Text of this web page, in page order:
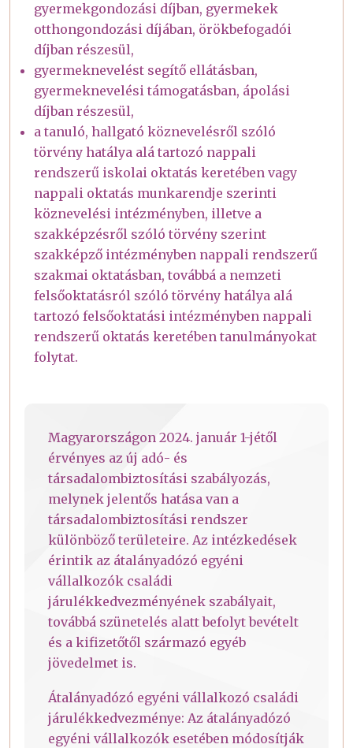
gyermekgondozási díjban, gyermekek
otthongondozási díjában, örökbefogadói
díjban részesül,
gyermeknevelést segítő ellátásban,
gyermeknevelési támogatásban, ápolási
díjban részesül,
a tanuló, hallgató köznevelésről szóló
törvény hatálya alá tartozó nappali
rendszerű iskolai oktatás keretében vagy
nappali oktatás munkarendje szerinti
köznevelési intézményben, illetve a
szakképzésről szóló törvény szerint
szakképző intézményben nappali rendszerű
szakmai oktatásban, továbbá a nemzeti
felsőoktatásról szóló törvény hatálya alá
tartozó felsőoktatási intézményben nappali
rendszerű oktatás keretében tanulmányokat
folytat.
Magyarországon 2024. január 1-jétől
érvényes az új adó- és
társadalombiztosítási szabályozás,
melynek jelentős hatása van a
társadalombiztosítási rendszer
különböző területeire. Az intézkedések
érintik az átalányadózó egyéni
vállalkozók családi
járulékkedvezményének szabályait,
továbbá szünetelés alatt befolyt bevételt
és a kifizetőtől származó egyéb
jövedelmet is.
Átalányadózó egyéni vállalkozó családi
járulékkedvezménye: Az átalányadózó
egyéni vállalkozók esetében módosítják